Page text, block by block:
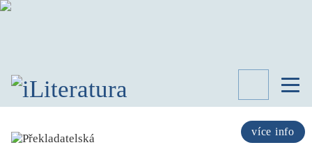
více info